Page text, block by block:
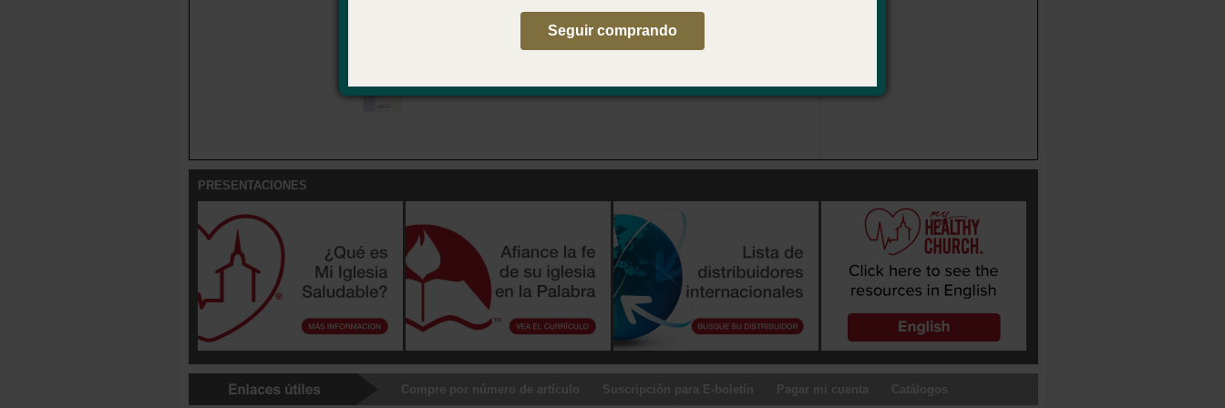
Open When . . . Parenting through Everyday Moments
PRESENTACIONES
Compre por número de artículo Suscripción para E-boletín Pagar mi cuenta Catálogos
Seguir comprando